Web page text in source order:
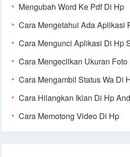
Mengubah Word Ke Pdf Di Hp
Cara Mengetahui Ada Aplikasi
Cara Mengunci Aplikasi Di Hp
Cara Mengecilkan Ukuran
Cara Mengambil Status Wa Di
Cara Hilangkan Iklan Di Hp
Cara Memotong Video Di Hp